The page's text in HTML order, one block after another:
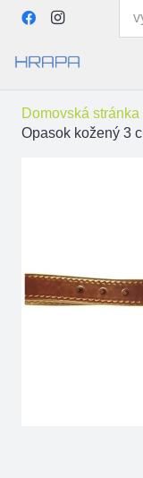
Domovská stránka
Opasok kožený 3